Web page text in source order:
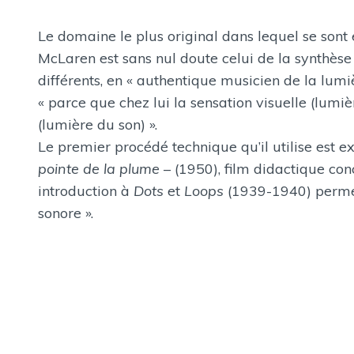
Le domaine le plus original dans lequel se
McLaren est sans nul doute celui de la
différents, en « authentique musicien de la
« parce que chez lui la sensation visuelle
(lumière du son) ».
Le premier procédé technique qu’il utilise est
pointe de la plume – (1950), film didactique
introduction à Dots et Loops (1939-1940)
sonore ».